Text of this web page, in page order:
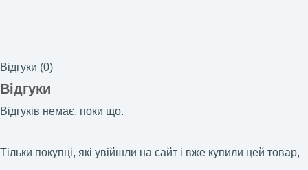
Відгуки (0)
Відгуки
Відгуків немає, поки що.
Тільки покупці, які увійшли на сайт і вже купили цей товар,